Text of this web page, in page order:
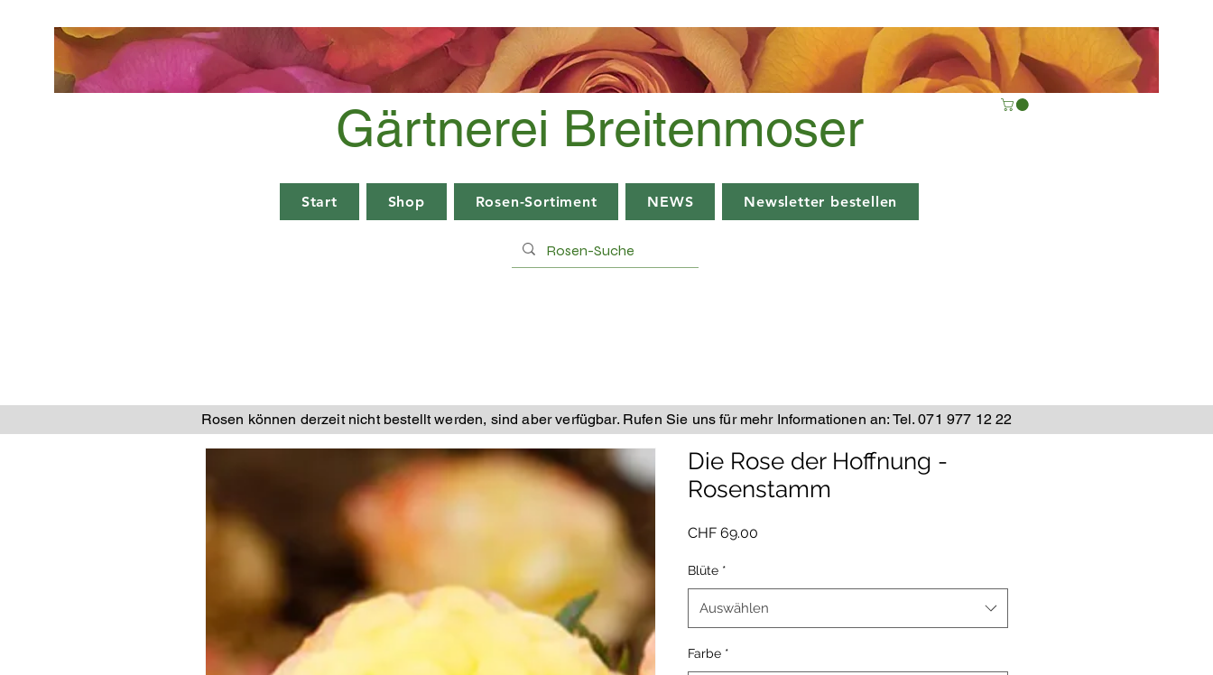
Gärtnerei Breitenmoser
Start Shop Rosen-Sortiment NEWS Newsletter bestellen
Die Rose der Hoffnung -
Rosenstamm
CHF 69.00
Blüte *
Auswählen
Farbe *
Rosen können derzeit nicht bestellt werden, sind aber verfügbar. Rufen Sie uns für mehr Informationen an: Tel. 071 977 12 22